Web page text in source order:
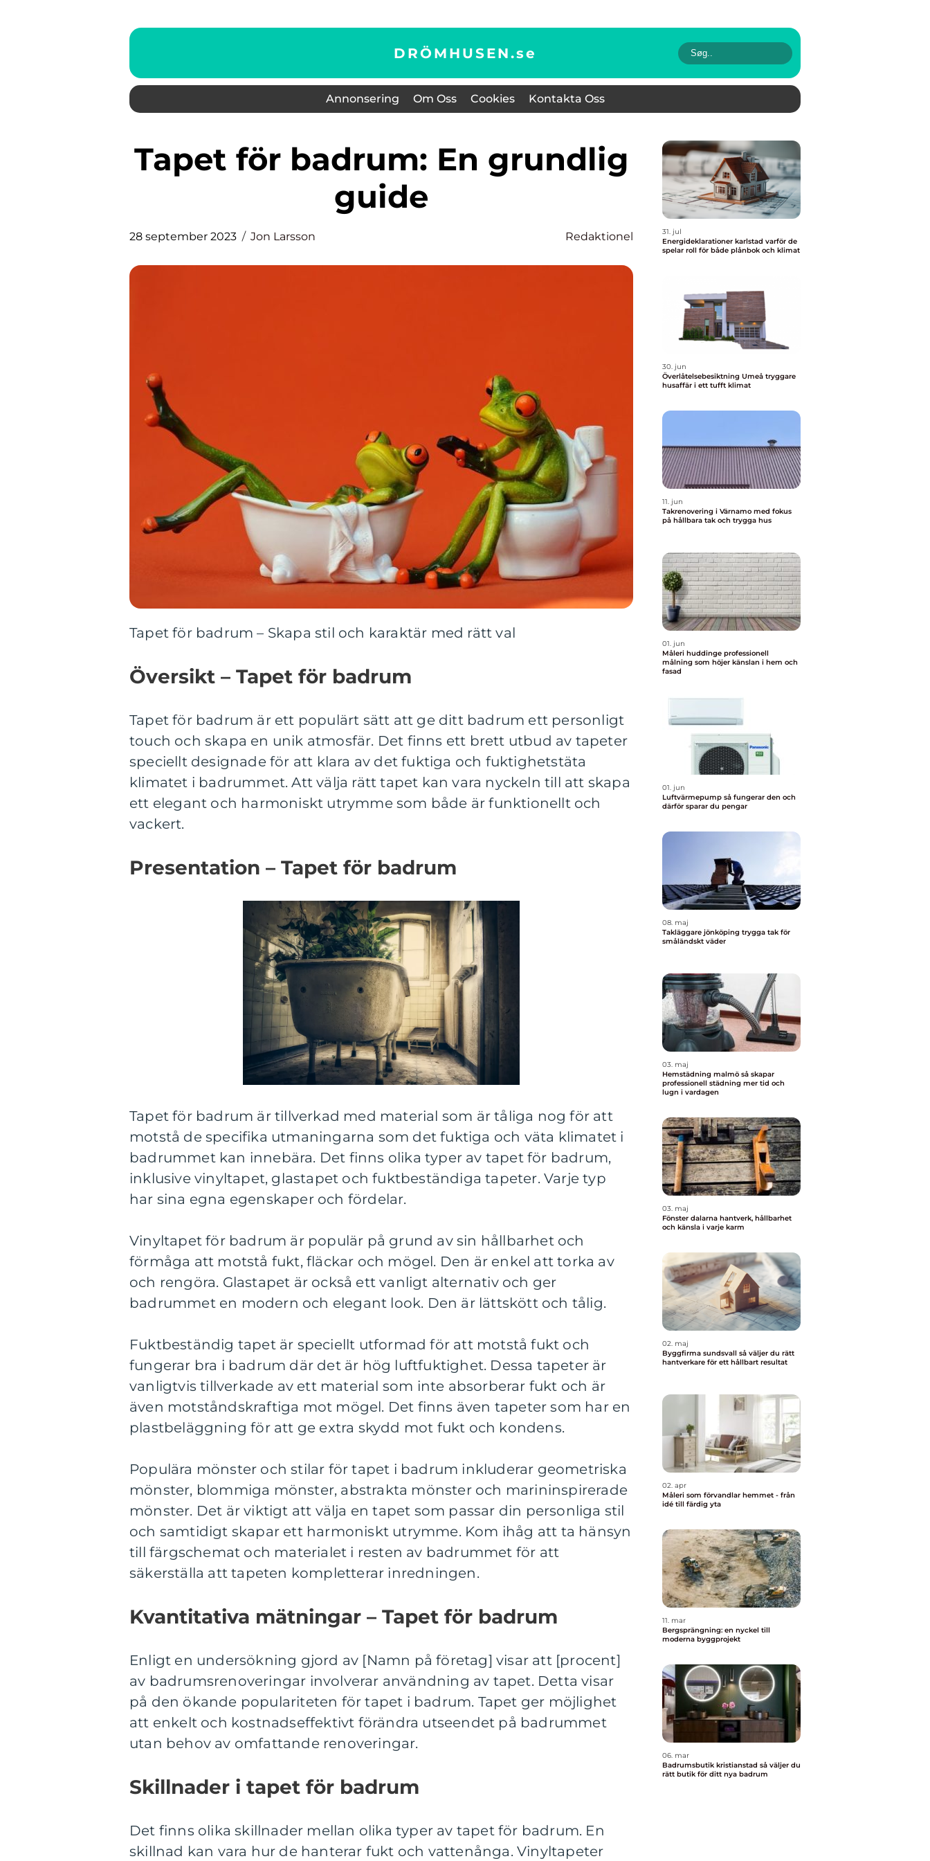
DRÖMHUSEN.se
Annonsering Om Oss Cookies Kontakta Oss
Tapet för badrum: En grundlig
guide
28 september 2023 Jon Larsson Redaktionel
Tapet för badrum – Skapa stil och karaktär med rätt val
Översikt – Tapet för badrum
Tapet för badrum är ett populärt sätt att ge ditt badrum ett personligt
touch och skapa en unik atmosfär. Det finns ett brett utbud av tapeter
speciellt designade för att klara av det fuktiga och fuktighetstäta
klimatet i badrummet. Att välja rätt tapet kan vara nyckeln till att skapa
ett elegant och harmoniskt utrymme som både är funktionellt och
vackert.
Presentation – Tapet för badrum
Tapet för badrum är tillverkad med material som är tåliga nog för att
motstå de specifika utmaningarna som det fuktiga och väta klimatet i
badrummet kan innebära. Det finns olika typer av tapet för badrum,
inklusive vinyltapet, glastapet och fuktbeständiga tapeter. Varje typ
har sina egna egenskaper och fördelar.
Vinyltapet för badrum är populär på grund av sin hållbarhet och
förmåga att motstå fukt, fläckar och mögel. Den är enkel att torka av
och rengöra. Glastapet är också ett vanligt alternativ och ger
badrummet en modern och elegant look. Den är lättskött och tålig.
Fuktbeständig tapet är speciellt utformad för att motstå fukt och
fungerar bra i badrum där det är hög luftfuktighet. Dessa tapeter är
vanligtvis tillverkade av ett material som inte absorberar fukt och är
även motståndskraftiga mot mögel. Det finns även tapeter som har en
plastbeläggning för att ge extra skydd mot fukt och kondens.
Populära mönster och stilar för tapet i badrum inkluderar geometriska
mönster, blommiga mönster, abstrakta mönster och marininspirerade
mönster. Det är viktigt att välja en tapet som passar din personliga stil
och samtidigt skapar ett harmoniskt utrymme. Kom ihåg att ta hänsyn
till färgschemat och materialet i resten av badrummet för att
säkerställa att tapeten kompletterar inredningen.
Kvantitativa mätningar – Tapet för badrum
Enligt en undersökning gjord av [Namn på företag] visar att [procent]
av badrumsrenoveringar involverar användning av tapet. Detta visar
på den ökande populariteten för tapet i badrum. Tapet ger möjlighet
att enkelt och kostnadseffektivt förändra utseendet på badrummet
utan behov av omfattande renoveringar.
Skillnader i tapet för badrum
Det finns olika skillnader mellan olika typer av tapet för badrum. En
skillnad kan vara hur de hanterar fukt och vattenånga. Vinyltapeter
31. jul
Energideklarationer karlstad varför de
spelar roll för både plånbok och klimat
30. jun
Överlåtelsebesiktning Umeå tryggare
husaffär i ett tufft klimat
11. jun
Takrenovering i Värnamo med fokus
på hållbara tak och trygga hus
01. jun
Måleri huddinge professionell
målning som höjer känslan i hem och
fasad
01. jun
Luftvärmepump så fungerar den och
därför sparar du pengar
08. maj
Takläggare jönköping trygga tak för
småländskt väder
03. maj
Hemstädning malmö så skapar
professionell städning mer tid och
lugn i vardagen
03. maj
Fönster dalarna hantverk, hållbarhet
och känsla i varje karm
02. maj
Byggfirma sundsvall så väljer du rätt
hantverkare för ett hållbart resultat
02. apr
Måleri som förvandlar hemmet - från
idé till färdig yta
11. mar
Bergsprängning: en nyckel till
moderna byggprojekt
06. mar
Badrumsbutik kristianstad så väljer du
rätt butik för ditt nya badrum